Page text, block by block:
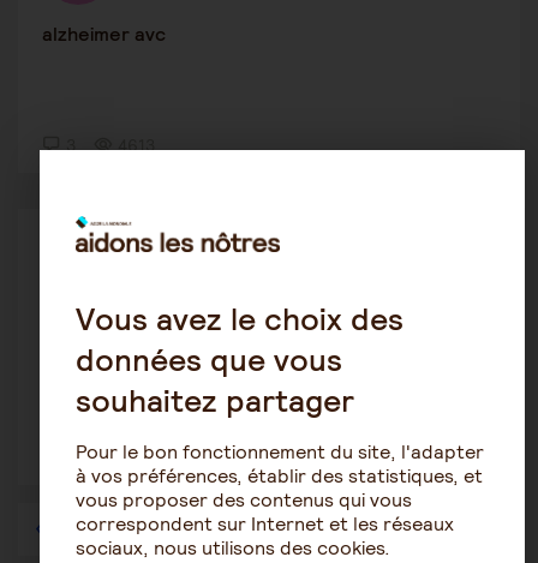
alzheimer avc
3 4613
alzheimer apa diabète
1589
1 … 32 33 34 35 36
Vous avez le choix des
données que vous
souhaitez partager
Pour le bon fonctionnement du site, l'adapter
à vos préférences, établir des statistiques, et
vous proposer des contenus qui vous
correspondent sur Internet et les réseaux
sociaux, nous utilisons des cookies.